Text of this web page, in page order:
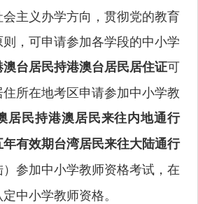
主义办学方向，贯彻党的教育
，可申请参加各学段的中小学
澳台居民持港澳台居民居住证可
所在地考区申请参加中小学教
居民持港澳居民来往内地通行
有效期台湾居民来往大陆通行
参加中小学教师资格考试，在
中小学教师资格。